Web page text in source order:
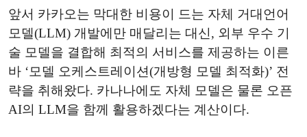
앞서 카카오는 막대한 비용이 드는 자체 거대언어
모델(LLM) 개발에만 매달리는 대신, 외부 우수 기
술 모델을 결합해 최적의 서비스를 제공하는 이른
바 ‘모델 오케스트레이션(개방형 모델 최적화)’ 전
략을 취해왔다. 카나나에도 자체 모델은 물론 오픈
AI의 LLM을 함께 활용하겠다는 계산이다.